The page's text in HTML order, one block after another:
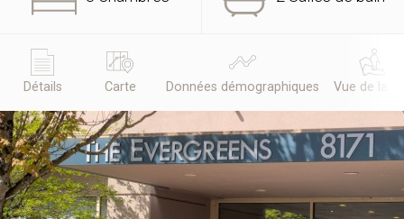
Détails Carte Données démographiques Vue de la